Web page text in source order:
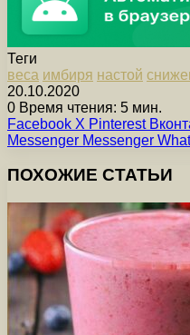
Теги
веса имбиря настой
20.10.2020
0 Время чтения: 5 мин.
Facebook X Pinterest
Messenger Messenger
ПОХОЖИЕ СТАТЬИ